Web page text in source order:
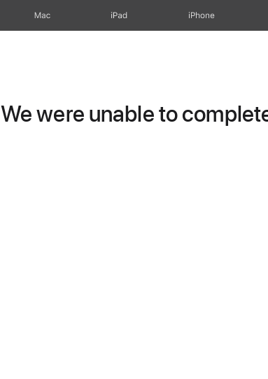
Mac iPad iPhone
We were unable to